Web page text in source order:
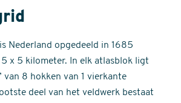
Nederland opgedeeld in 1685
x 5 kilometer. In elk atlasblok ligt
van 8 hokken van 1 vierkante
deel van het veldwerk bestaat